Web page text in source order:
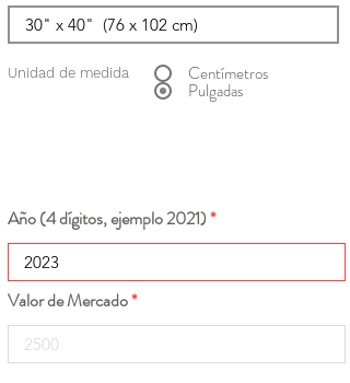
Unidad de medida Centímetros
Pulgadas
Año (4 dígitos, ejemplo 2021)
Valor de Mercado